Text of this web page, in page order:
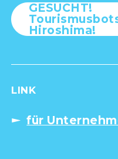
GESUCHT!
Hiroshima!
LINK
für